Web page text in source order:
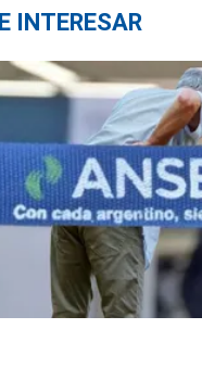
INTERESAR